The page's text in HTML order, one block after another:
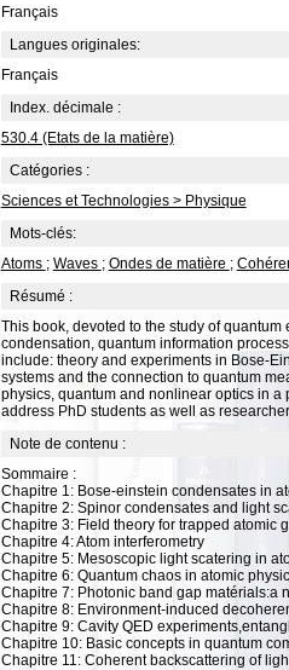
Français
Langues originales:
Français
Index. décimale :
530.4 (Etats de la matière)
Catégories :
Sciences et Technologies > Physique
Mots-clés:
Atoms ; Waves ; Ondes de matière ;
Résumé :
This book, devoted to the study of
condensation, quantum information
include: theory and experiments in Bose-
systems and the connection to quantum
physics, quantum and nonlinear optics in
address PhD students as well as
Note de contenu :
Sommaire :
Chapitre 1: Bose-einstein condensates in
Chapitre 2: Spinor condensates and light
Chapitre 3: Field theory for trapped atomic
Chapitre 4: Atom interferometry
Chapitre 5: Mesoscopic light scatering in
Chapitre 6: Quantum chaos in atomic
Chapitre 7: Photonic band gap matérials:a
Chapitre 8: Environment-induced
Chapitre 9: Cavity QED
Chapitre 10: Basic concepts in quantum
Chapitre 11: Coherent backscattering of